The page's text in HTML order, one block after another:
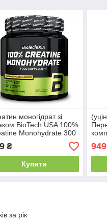
моногідрат зі
BioTech USA 100%
Monohydrate 300
смаки)
₴
Купити
(20
949
за рік